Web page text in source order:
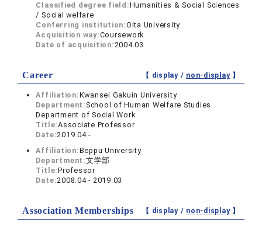
Classified degree field:Humanities & Social Sciences
/ Social welfare
Conferring institution:Oita University
Acquisition way:Coursework
Date of acquisition:2004.03
Career 【 display / non-display】
Affiliation:Kwansei Gakuin University
Department: School of Human Welfare Studies
Department of Social Work
Title:Associate Professor
Date:2019.04 -
Affiliation:Beppu University
Department:文学部
Title:Professor
Date:2008.04 - 2019.03
Association Memberships 【 display / non-display】